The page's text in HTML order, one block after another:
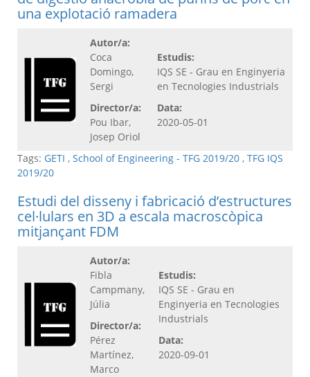
una explotació ramadera
Autor/a:
Coca
Domingo,
Sergi
Director/a:
Pou Ibar,
Josep Oriol
Estudis:
IQS SE - Grau en Enginyeria
en Tecnologies Industrials
Data:
2020-05-01
Tags: GETI , School of Engineering - TFG 2019/20 , TFG IQS
2019/20
Estudi del disseny i fabricació d’estructures
cel·lulars en 3D a escala macroscòpica
mitjançant FDM
Autor/a:
Fibla
Campmany,
Júlia
Director/a:
Pérez
Martínez,
Marco
Estudis:
IQS SE - Grau en
Enginyeria en Tecnologies
Industrials
Data:
2020-09-01